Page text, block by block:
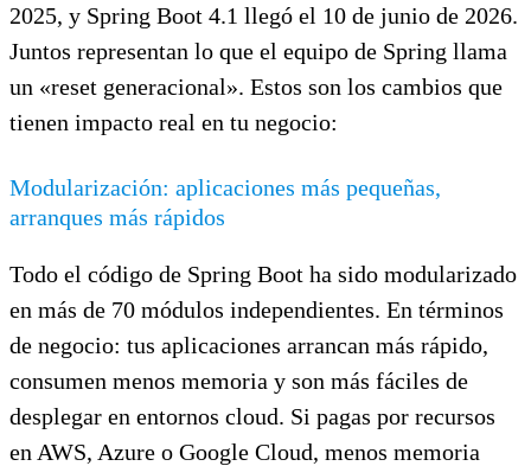
2025, y Spring Boot 4.1 llegó el 10 de junio de 2026.
Juntos representan lo que el equipo de Spring llama
un «reset generacional». Estos son los cambios que
tienen impacto real en tu negocio:
Modularización: aplicaciones más pequeñas,
arranques más rápidos
Todo el código de Spring Boot ha sido modularizado
en más de 70 módulos independientes. En términos
de negocio: tus aplicaciones arrancan más rápido,
consumen menos memoria y son más fáciles de
desplegar en entornos cloud. Si pagas por recursos
en AWS, Azure o Google Cloud, menos memoria